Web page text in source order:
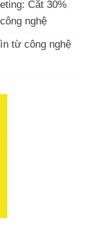
Cắt 30%
nghệ
từ công nghệ